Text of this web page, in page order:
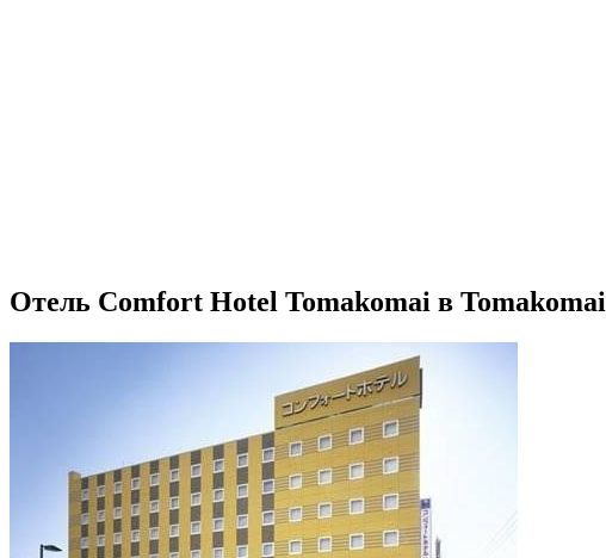
Отель Comfort Hotel Tomakomai в Tomakomai